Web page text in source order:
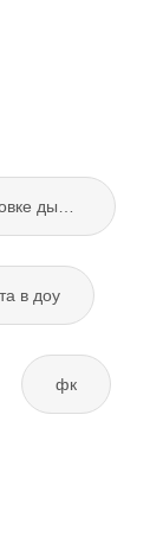
в доу
фк